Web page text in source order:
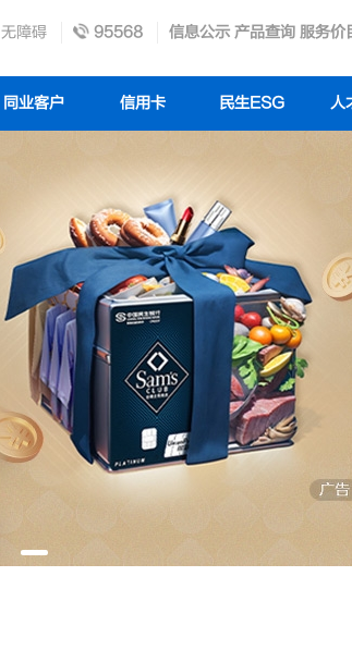
无障碍 95568 信息公示 产品查询 服务价
同业客户 信用卡 民生ESG 人